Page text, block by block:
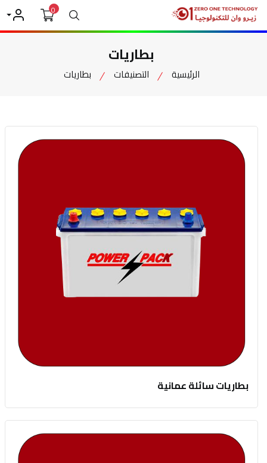
بحث0
حسابي
بطاريات
الرئيسية التصنيفات بطاريات
بطاريات سائلة عمانية